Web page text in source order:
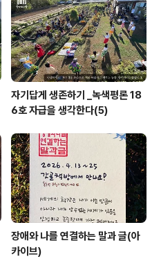
자기답게 생존하기 _녹색평론 18
6호 자급을 생각한다(5)
장애와 나를 연결하는 말과 글(아
카이브)